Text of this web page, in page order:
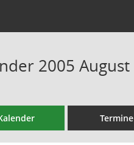
2005 August
Termine